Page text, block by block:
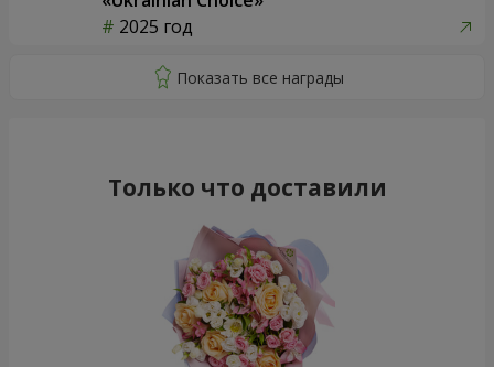
2025 год
Только что доставили